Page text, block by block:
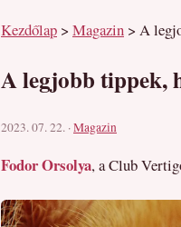
Kezdőlap > Magazin > A
A legjobb tippek,
2023. 07. 22. ·Magazin
Fodor Orsolya, a Club